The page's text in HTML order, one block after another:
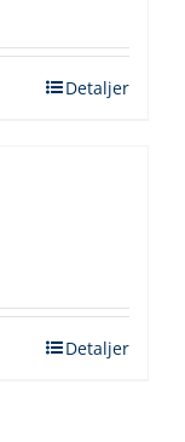
Detaljer
Detaljer